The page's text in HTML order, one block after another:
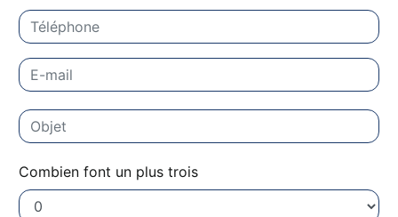
Combien font un plus trois